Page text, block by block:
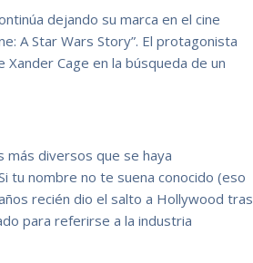
dejando su marca en el cine
A Star Wars Story”. El protagonista
Cage en la búsqueda de un
más diversos que se haya
tu nombre no te suena conocido (eso
recién dio el salto a Hollywood tras
para referirse a la industria